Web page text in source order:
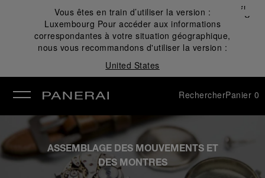
Vous êtes en train d’utiliser la version :
Luxembourg Pour accéder aux informations
correspondantes à votre situation géographique,
nous vous recommandons d'utiliser la version :
United States
Fermer
✕
RechercherPanier 0
ASSEMBLAGE DES MOUVEMENTS ET
DES MONTRES